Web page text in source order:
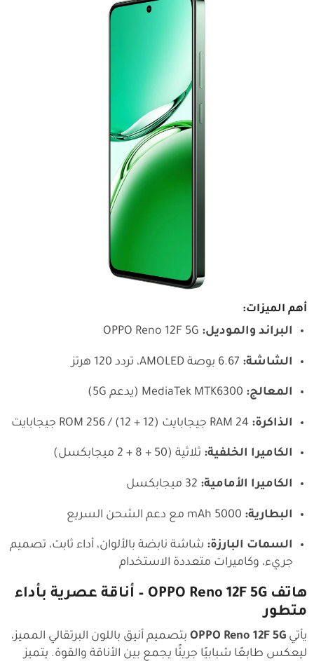
أهم الميزات:
البراند والموديل:
الشاشة:
المعالج:
الذاكرة:
الكاميرا الخلفية: ثلاثية (50 + 8 + 2 ميجابكسل)
الكاميرا الأمامية:
البطارية:
السمات البارزة: شاشة نابضة بالألوان، أداء ثابت، تصميم
جريء، وكاميرات متعددة الاستخدام
هاتف OPPO Reno 12F 5G – أناقة عصرية بأداء
متطور
يأتي OPPO Reno 12F 5G بتصميم أنيق باللون البرتقالي المميز،
ليعكس طابعًا شبابيًا جريئًا يجمع بين الأناقة والقوة. يتميز